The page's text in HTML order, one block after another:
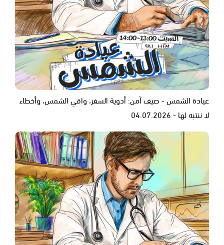
عيادة الشمس - صيف آمن: أدوية السفر، واقي الشمس، وأخطاء
لا ننتبه لها - 04.07.2026